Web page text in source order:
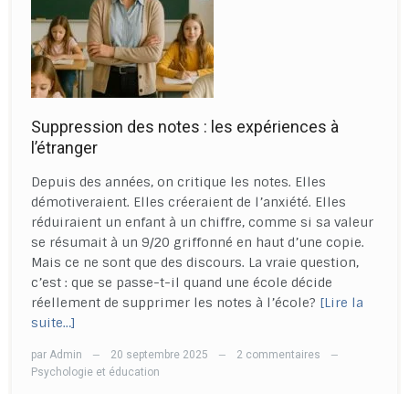
Suppression des notes : les expériences à
l’étranger
Depuis des années, on critique les notes. Elles
démotiveraient. Elles créeraient de l’anxiété. Elles
réduiraient un enfant à un chiffre, comme si sa valeur
se résumait à un 9/20 griffonné en haut d’une copie.
Mais ce ne sont que des discours. La vraie question,
c’est : que se passe-t-il quand une école décide
réellement de supprimer les notes à l’école? [Lire la
suite…]
par Admin — 20 septembre 2025 — 2 commentaires —
Psychologie et éducation